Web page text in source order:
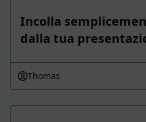
Incolla
dalla tua
Thomas